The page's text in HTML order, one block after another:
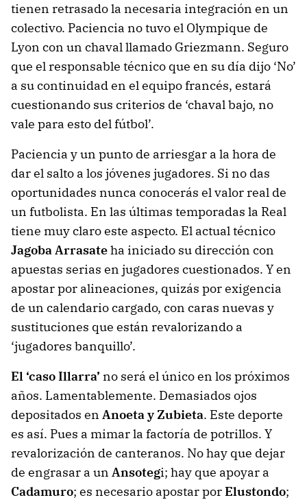
tienen retrasado la necesaria integración en un
colectivo. Paciencia no tuvo el Olympique de
Lyon con un chaval llamado Griezmann. Seguro
que el responsable técnico que en su día dijo ‘No’
a su continuidad en el equipo francés, estará
cuestionando sus criterios de ‘chaval bajo, no
vale para esto del fútbol’.
Paciencia y un punto de arriesgar a la hora de
dar el salto a los jóvenes jugadores. Si no das
oportunidades nunca conocerás el valor real de
un futbolista. En las últimas temporadas la Real
tiene muy claro este aspecto. El actual técnico
Jagoba Arrasateha iniciado su dirección con
apuestas serias en jugadores cuestionados. Y en
apostar por alineaciones, quizás por exigencia
de un calendario cargado, con caras nuevas y
sustituciones que están revalorizando a
‘jugadores banquillo’.
El ‘caso Illarra’ no será el único en los próximos
años. Lamentablemente. Demasiados ojos
depositados en Anoeta y Zubieta. Este deporte
es así. Pues a mimar la factoría de potrillos. Y
revalorización de canteranos. No hay que dejar
de engrasar a un Ansotegi; hay que apoyar a
Cadamuro; es necesario apostar porElustondo;